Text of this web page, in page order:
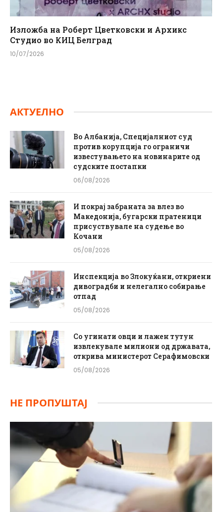
Изложба на Роберт Цветковски и Архикс
Студио во КИЦ Белград
10/07/2026
АКТУЕЛНО
Во Албанија, Специјалниот суд
против корупција го ограничи
известувањето на новинарите од
судските постапки
06/08/2026
И покрај забраната за влез во
Македонија, бугарски пратеници
присуствувале на судење во
Кочани
05/08/2026
Инспекција во Злокуќани, откриени
дивоградби и нелегално собирање
отпад
05/08/2026
Со угинати овци и лажен тутун
извлекувале милиони од државата,
открива министерот Серафимовски
05/08/2026
НЕ ПРОПУШТАЈ